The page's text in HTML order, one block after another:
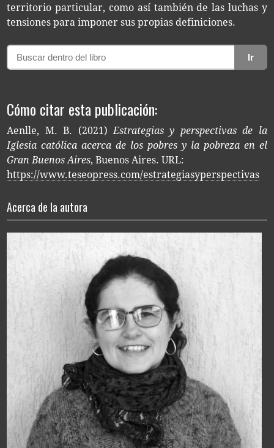
terri­to­rio par­ti­cu­lar, como así tam­bién de las luchas y
ten­sio­nes para impo­ner sus pro­pias definiciones.
Ir
Cómo citar esta publicación:
Aenlle, M. B. (2021)Estrategias y perspectivas de la
Iglesia católica acerca de los pobres y la pobreza en el
Gran Buenos Aires, Buenos Aires. URL:
https://www.teseopress.com/estrategiasyperspectivas
Acerca de la autora